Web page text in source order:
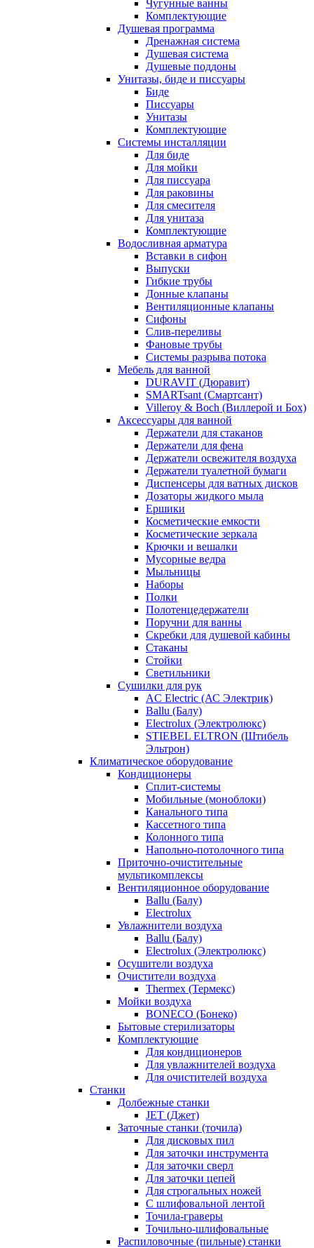
Чугунные ванны
Комплектующие
Душевая программа
Дренажная система
Душевая система
Душевые поддоны
Унитазы, биде и писсуары
Биде
Писсуары
Унитазы
Комплектующие
Системы инсталляции
Для биде
Для мойки
Для писсуара
Для раковины
Для смесителя
Для унитаза
Комплектующие
Водосливная арматура
Вставки в сифон
Выпуски
Гибкие трубы
Донные клапаны
Вентиляционные клапаны
Сифоны
Слив-переливы
Фановые трубы
Системы разрыва потока
Мебель для ванной
DURAVIT (Дюравит)
SMARTsant (Смартсант)
Villeroy & Boch (Виллерой и Бох)
Аксессуары для ванной
Держатели для стаканов
Держатели для фена
Держатели освежителя воздуха
Держатели туалетной бумаги
Диспенсеры для ватных дисков
Дозаторы жидкого мыла
Ершики
Косметические емкости
Косметические зеркала
Крючки и вешалки
Мусорные ведра
Мыльницы
Наборы
Полки
Полотенцедержатели
Поручни для ванны
Скребки для душевой кабины
Стаканы
Стойки
Светильники
Сушилки для рук
AC Electric (АС Электрик)
Ballu (Балу)
Electrolux (Электролюкс)
STIEBEL ELTRON (Штибель
Эльтрон)
Климатическое оборудование
Кондиционеры
Сплит-системы
Мобильные (моноблоки)
Канального типа
Кассетного типа
Колонного типа
Напольно-потолочного типа
Приточно-очистительные
мультикомплексы
Вентиляционное оборудование
Ballu (Балу)
Electrolux
Увлажнители воздуха
Ballu (Балу)
Electrolux (Электролюкс)
Осушители воздуха
Очистители воздуха
Thermex (Термекс)
Мойки воздуха
BONECO (Бонеко)
Бытовые стерилизаторы
Комплектующие
Для кондиционеров
Для увлажнителей воздуха
Для очистителей воздуха
Станки
Долбежные станки
JET (Джет)
Заточные станки (точила)
Для дисковых пил
Для заточки инструмента
Для заточки сверл
Для заточки цепей
Для строгальных ножей
С шлифовальной лентой
Точила-граверы
Точильно-шлифовальные
Распиловочные (пильные) станки